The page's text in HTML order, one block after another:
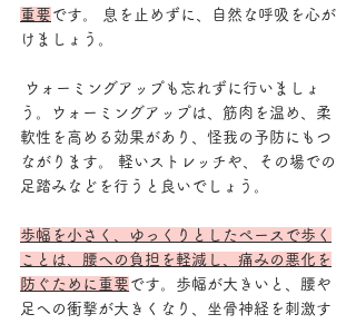
重要 です。 息を止めずに、自然な呼吸を心が
けましょう。
う。ウォーミングアップは、筋肉を温め、柔
軟性を高める効果があり、怪我の予防にもつ
ながります。 軽いストレッチや、その場での
足踏みなどを行うと良いでしょう。
歩幅を小さく、ゆっくりとしたペースで歩く
ことは、腰への負担を軽減し、痛みの悪化を
防ぐために重要 です。歩幅が大きいと、腰や
足への衝撃が大きくなり、坐骨神経を刺激す